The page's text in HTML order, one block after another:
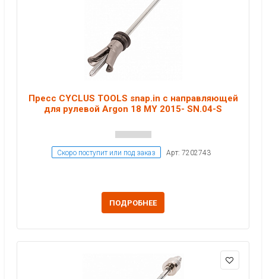
Пресс CYCLUS TOOLS snap.in с направляющей
для рулевой Argon 18 MY 2015- SN.04-S
Скоро поступит или под заказ Арт: 7202743
ПОДРОБНЕЕ